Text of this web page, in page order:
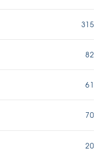
315
82
61
70
20